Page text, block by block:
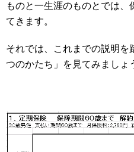
ものと一生涯のものとでは
てきます。
それでは、これまでの説明を
つのかたち」を見てみましょ